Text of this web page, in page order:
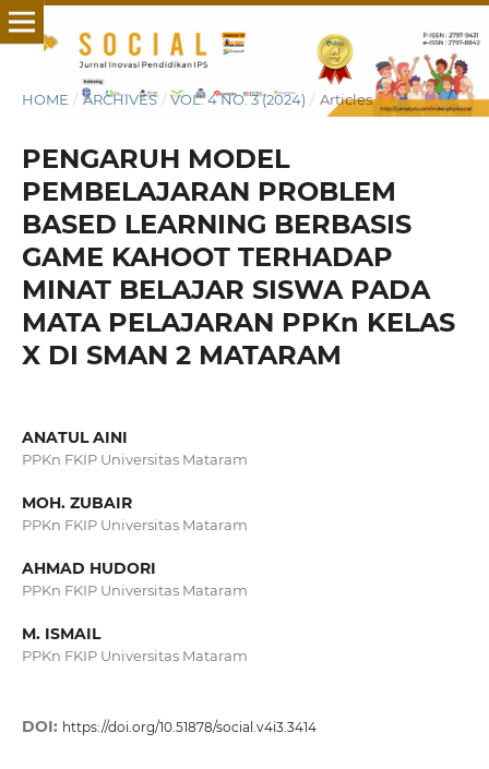
HOME / ARCHIVES / VOL. 4 NO. 3 (2024) / Articles
PENGARUH MODEL
PEMBELAJARAN PROBLEM
BASED LEARNING BERBASIS
GAME KAHOOT TERHADAP
MINAT BELAJAR SISWA PADA
MATA PELAJARAN PPKn KELAS
X DI SMAN 2 MATARAM
ANATUL AINI
PPKn FKIP Universitas Mataram
MOH. ZUBAIR
PPKn FKIP Universitas Mataram
AHMAD HUDORI
PPKn FKIP Universitas Mataram
M. ISMAIL
PPKn FKIP Universitas Mataram
DOI: https://doi.org/10.51878/social.v4i3.3414